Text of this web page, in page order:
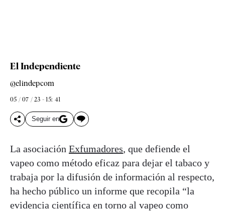
El Independiente
@elindepcom
05 / 07 / 23 - 15: 41
Seguir en
La asociación Exfumadores, que defiende el
vapeo como método eficaz para dejar el tabaco y
trabaja por la difusión de información al respecto,
ha hecho público un informe que recopila “la
evidencia científica en torno al vapeo como